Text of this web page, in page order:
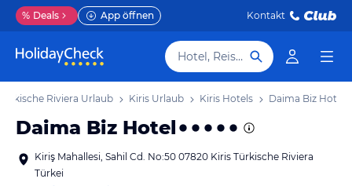
% Deals App öffnen Kontakt
Hotel, Reiseziel
Riviera Urlaub Kiris Urlaub Kiris Hotels Daima Biz Hotel
Daima Biz Hotel
Kiriş Mahallesi, Sahil Cd. No:50 07820 Kiris Türkische Riviera
Türkei